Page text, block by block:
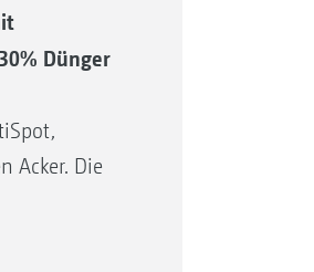
beiDünger
Acker. Die
Section